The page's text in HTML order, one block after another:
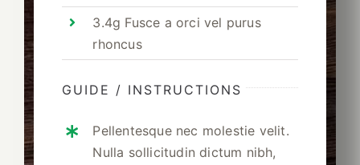
3.4g Fusce a orci vel purus
rhoncus
GUIDE / INSTRUCTIONS
Pellentesque nec molestie velit.
Nulla sollicitudin dictum nibh,